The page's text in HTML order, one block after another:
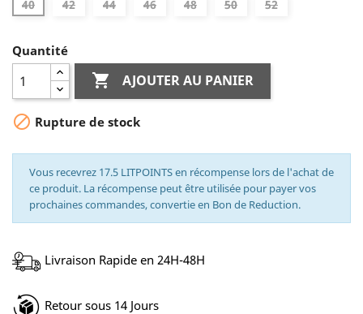
40 42 44 46 48 50 52
Quantité
 AJOUTER AU PANIER
 Rupture de stock
Vous recevrez 17.5 LITPOINTS en récompense lors de l'achat de
ce produit. La récompense peut être utilisée pour payer vos
prochaines commandes, convertie en Bon de Reduction.
Livraison Rapide en 24H-48H
Retour sous 14 Jours